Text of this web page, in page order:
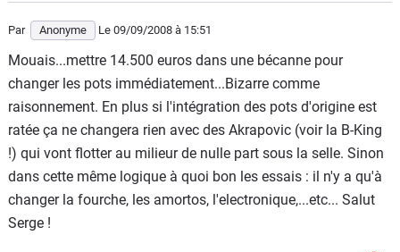
Par Anonyme Le 09/09/2008 à 15:51
Mouais...mettre 14.500 euros dans une bécanne pour
changer les pots immédiatement...Bizarre comme
raisonnement. En plus si l'intégration des pots d'origine est
ratée ça ne changera rien avec des Akrapovic (voir la B-King
!) qui vont flotter au milieur de nulle part sous la selle. Sinon
dans cette même logique à quoi bon les essais : il n'y a qu'à
changer la fourche, les amortos, l'electronique,...etc... Salut
Serge !